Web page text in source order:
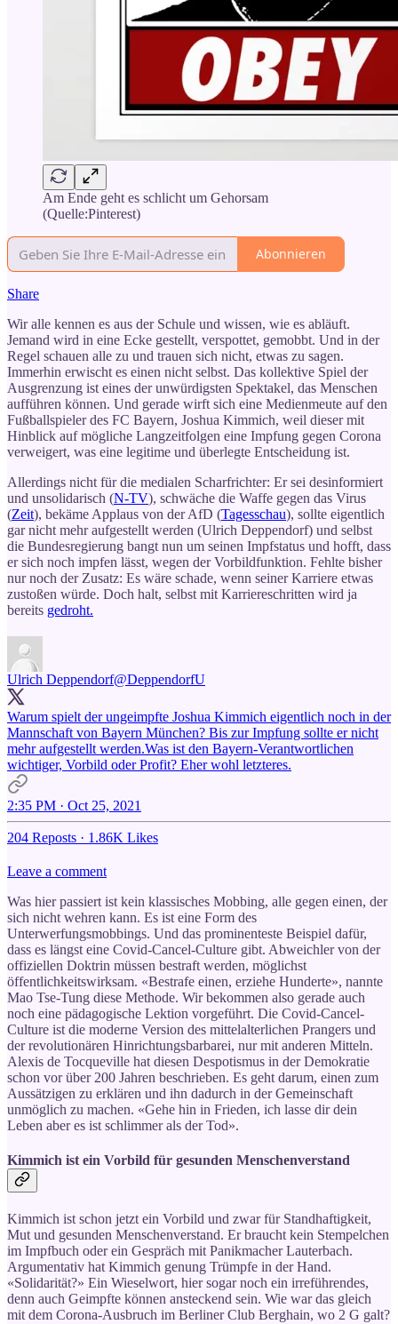
Am Ende geht es schlicht um Gehorsam
(Quelle:Pinterest)
Abonnieren
Share
Wir alle kennen es aus der Schule und wissen, wie es abläuft.
Jemand wird in eine Ecke gestellt, verspottet, gemobbt. Und in der
Regel schauen alle zu und trauen sich nicht, etwas zu sagen.
Immerhin erwischt es einen nicht selbst. Das kollektive Spiel der
Ausgrenzung ist eines der unwürdigsten Spektakel, das Menschen
aufführen können. Und gerade wirft sich eine Medienmeute auf den
Fußballspieler des FC Bayern, Joshua Kimmich, weil dieser mit
Hinblick auf mögliche Langzeitfolgen eine Impfung gegen Corona
verweigert, was eine legitime und überlegte Entscheidung ist.
Allerdings nicht für die medialen Scharfrichter: Er sei desinformiert
und unsolidarisch (N-TV), schwäche die Waffe gegen das Virus
(Zeit), bekäme Applaus von der AfD (Tagesschau), sollte eigentlich
gar nicht mehr aufgestellt werden (Ulrich Deppendorf) und selbst
die Bundesregierung bangt nun um seinen Impfstatus und hofft, dass
er sich noch impfen lässt, wegen der Vorbildfunktion. Fehlte bisher
nur noch der Zusatz: Es wäre schade, wenn seiner Karriere etwas
zustoßen würde. Doch halt, selbst mit Karriereschritten wird ja
bereits gedroht.
Ulrich Deppendorf@DeppendorfU
Warum spielt der ungeimpfte Joshua Kimmich eigentlich noch in der
Mannschaft von Bayern München? Bis zur Impfung sollte er nicht
mehr aufgestellt werden.Was ist den Bayern-Verantwortlichen
wichtiger, Vorbild oder Profit? Eher wohl letzteres.
2:35 PM · Oct 25, 2021
204 Reposts · 1.86K Likes
Leave a comment
Was hier passiert ist kein klassisches Mobbing, alle gegen einen, der
sich nicht wehren kann. Es ist eine Form des
Unterwerfungsmobbings. Und das prominenteste Beispiel dafür,
dass es längst eine Covid-Cancel-Culture gibt. Abweichler von der
offiziellen Doktrin müssen bestraft werden, möglichst
öffentlichkeitswirksam. «Bestrafe einen, erziehe Hunderte», nannte
Mao Tse-Tung diese Methode. Wir bekommen also gerade auch
noch eine pädagogische Lektion vorgeführt. Die Covid-Cancel-
Culture ist die moderne Version des mittelalterlichen Prangers und
der revolutionären Hinrichtungsbarbarei, nur mit anderen Mitteln.
Alexis de Tocqueville hat diesen Despotismus in der Demokratie
schon vor über 200 Jahren beschrieben. Es geht darum, einen zum
Aussätzigen zu erklären und ihn dadurch in der Gemeinschaft
unmöglich zu machen. «Gehe hin in Frieden, ich lasse dir dein
Leben aber es ist schlimmer als der Tod».
Kimmich ist ein Vorbild für gesunden Menschenverstand
Kimmich ist schon jetzt ein Vorbild und zwar für Standhaftigkeit,
Mut und gesunden Menschenverstand. Er braucht kein Stempelchen
im Impfbuch oder ein Gespräch mit Panikmacher Lauterbach.
Argumentativ hat Kimmich genung Trümpfe in der Hand.
«Solidarität?» Ein Wieselwort, hier sogar noch ein irreführendes,
denn auch Geimpfte können ansteckend sein. Wie war das gleich
mit dem Corona-Ausbruch im Berliner Club Berghain, wo 2 G galt?